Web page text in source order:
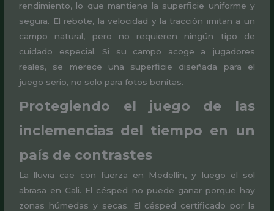
rendimiento, lo que mantiene la superficie uniforme y
segura. El rebote, la velocidad y la tracción imitan a un
campo natural, pero no requieren ningún tipo de
cuidado especial. Si su campo acoge a jugadores
reales, se merece una superficie diseñada para el
juego serio, no solo para fotos bonitas.
Protegiendo el juego de las
inclemencias del tiempo en un
país de contrastes
La lluvia cae con fuerza en Medellín, y luego el sol
abrasa en Cali. El césped no puede ganar porque hay
zonas húmedas y secas. El césped certificado por la